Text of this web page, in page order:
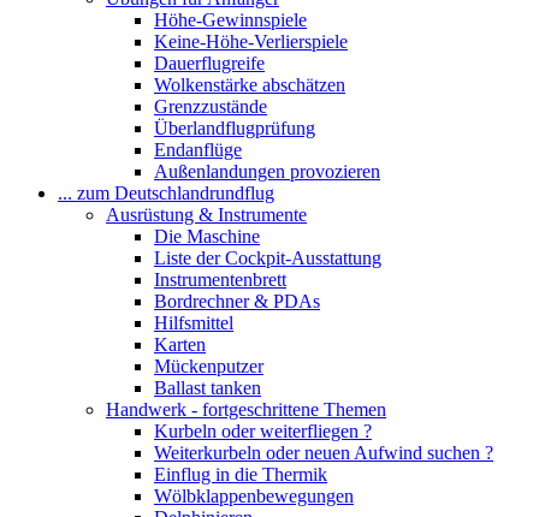
Höhe-Gewinnspiele
Keine-Höhe-Verlierspiele
Dauerflugreife
Wolkenstärke abschätzen
Grenzzustände
Überlandflugprüfung
Endanflüge
Außenlandungen provozieren
... zum Deutschlandrundflug
Ausrüstung & Instrumente
Die Maschine
Liste der Cockpit-Ausstattung
Instrumentenbrett
Bordrechner & PDAs
Hilfsmittel
Karten
Mückenputzer
Ballast tanken
Handwerk - fortgeschrittene Themen
Kurbeln oder weiterfliegen ?
Weiterkurbeln oder neuen Aufwind suchen ?
Einflug in die Thermik
Wölbklappenbewegungen